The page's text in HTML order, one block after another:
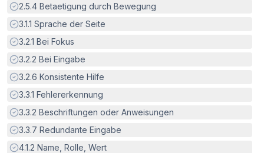
Erfüllt:
2.5.4 Betaetigung durch Bewegung
Erfüllt:
3.1.1 Sprache der Seite
Erfüllt:
3.2.1 Bei Fokus
Erfüllt:
3.2.2 Bei Eingabe
Erfüllt:
3.2.6 Konsistente Hilfe
Erfüllt:
3.3.1 Fehlererkennung
Erfüllt:
3.3.2 Beschriftungen oder Anweisungen
Erfüllt:
3.3.7 Redundante Eingabe
Erfüllt:
4.1.2 Name, Rolle, Wert